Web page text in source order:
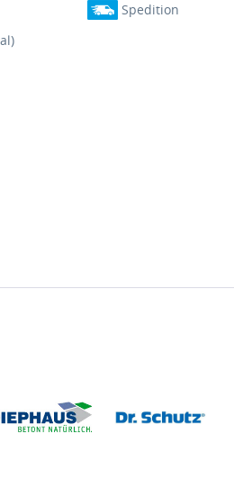
Spedition